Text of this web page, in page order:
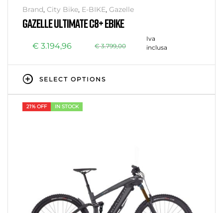
Brand, City Bike, E-BIKE, Gazelle
GAZELLE ULTIMATE C8+ EBIKE
€3.799,00
€ 3.194,96
Iva
inclusa
SELECT OPTIONS
21% OFF IN STOCK